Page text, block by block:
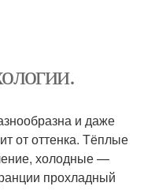
и даже
от оттенка. Тёплые
холодные —
прохладный